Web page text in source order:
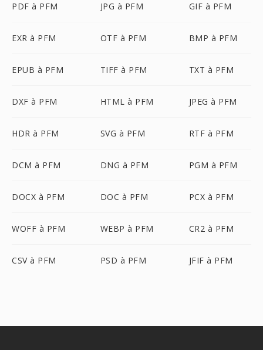
PDF à PFM JPG à PFM GIF à PFM
EXR à PFM OTF à PFM BMP à PFM
EPUB à PFM TIFF à PFM TXT à PFM
DXF à PFM HTML à PFM JPEG à PFM
HDR à PFM SVG à PFM RTF à PFM
DCM à PFM DNG à PFM PGM à PFM
DOCX à PFM DOC à PFM PCX à PFM
WOFF à PFM WEBP à PFM CR2 à PFM
CSV à PFM PSD à PFM JFIF à PFM